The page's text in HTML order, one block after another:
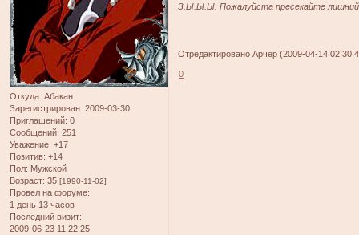
Откуда: Абакан
Зарегистрирован: 2009-03-30
Приглашений: 0
Сообщений: 251
Уважение: +17
Позитив: +14
Пол: Мужской
Возраст: 35 [1990-11-02]
Провел на форуме:
1 день 13 часов
Последний визит:
2009-06-23 11:22:25
З.Ы.Ы.Ы. Пожалуйста пресекайте
Отредактировано Арчер (2009-04-14
0